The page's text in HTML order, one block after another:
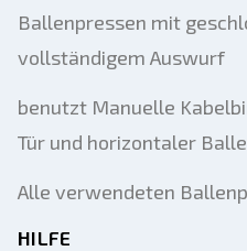
Ballenpressen mit
vollständigem Auswurf
benutzt Manuelle
Tür und horizontaler
Alle verwendeten
HILFE